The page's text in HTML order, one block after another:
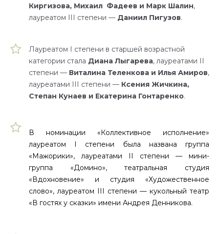
Киргизова, Михаил Фадеев и Марк Шалин,
лауреатом III степени — Даниил Пигузов.
Лауреатом I степени в старшей возрастной
категории стала Диана Лыгарева, лауреатами II
степени — Виталина Теленкова и Илья Амиров,
лауреатами III степени — Ксения Жичкина,
Степан Кунаев и Екатерина Гонтаренко.
В номинации «Коллективное исполнение»
лауреатом I степени была названа группа
«Мажорики», лауреатами II степени — мини-
группа «Домино», театральная студия
«Вдохновение» и студия «Художественное
слово», лауреатом III степени — кукольный театр
«В гостях у сказки» имени Андрея Денникова.